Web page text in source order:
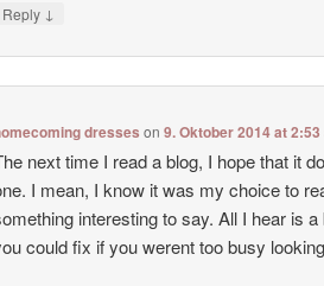
Reply ↓
dresses on9. Oktober 2014 at 2:53
next time I read a blog, I hope that it
I mean, I know it was my choice to
interesting to say. All I hear is
could fix if you werent too busy